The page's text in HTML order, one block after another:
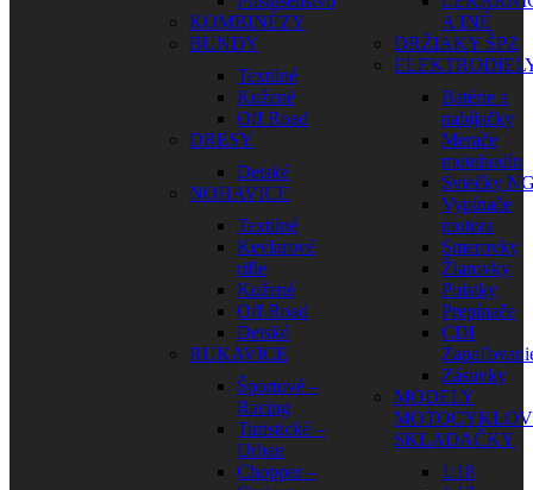
KOMBINÉZY
BUNDY
Textilné
Kožené
Off Road
DRESY
Detské
NOHAVICE
Textilné
Kevlarové
rifle
Kožené
Off Road
Detské
RUKAVICE
Športové –
Racing
Turistické –
Urban
Chopper –
A INÉ
DRŽIAKY ŠPZ
Batérie a
nabíjačky
Merače
motohodín
Sviečky
Vypínače
motora
Smerovky
Žiarovky
Poistky
Prepínače
CDI
Zásuvky
MODELY
SKLADAČKY
1:18